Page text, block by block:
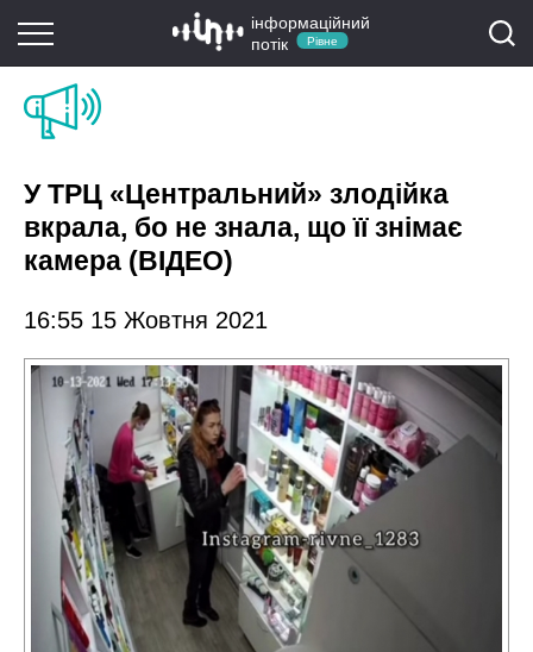
інформаційний
потік
Рівне
У ТРЦ «Центральний» злодійка
вкрала, бо не знала, що її знімає
камера (ВІДЕО)
16:55 15 Жовтня 2021